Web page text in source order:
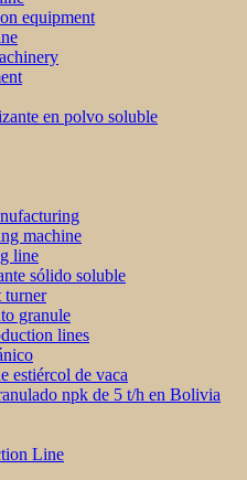
equipment
en polvo soluble
machine
line
sólido soluble
turner
granule
lines
estiércol de vaca
npk de 5 t/h en Bolivia
Line